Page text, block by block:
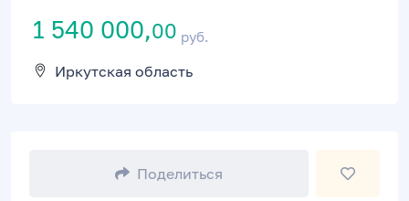
1 540 000,00 руб.
Иркутская область
Поделиться